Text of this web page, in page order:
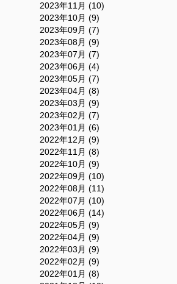
2023年11月 (10)
2023年10月 (9)
2023年09月 (7)
2023年08月 (9)
2023年07月 (7)
2023年06月 (4)
2023年05月 (7)
2023年04月 (8)
2023年03月 (9)
2023年02月 (7)
2023年01月 (6)
2022年12月 (9)
2022年11月 (8)
2022年10月 (9)
2022年09月 (10)
2022年08月 (11)
2022年07月 (10)
2022年06月 (14)
2022年05月 (9)
2022年04月 (9)
2022年03月 (9)
2022年02月 (9)
2022年01月 (8)